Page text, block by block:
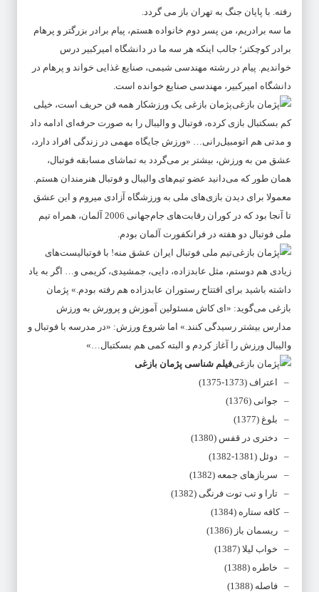
رفته. با پایان جنگ به تهران باز می گردد.
ما سه برادریم، من پسر دوم خانواده هستم، پیام برادر بزرگتر و پرهام
برادر کوچکتر؛ جالب اینکه هر سه‌ ما در دانشگاه امیرکبیر درس
خواندیم. پیام در رشته مهندسی شیمی، صنایع غذایی خواند و پرهام در
دانشگاه امیرکبیر، مهندسی صنایع خوانده است.
پژمان بازغی یک ورزشکار همه فن حریف است، خیلی
کم بسکتبال بازی کرده، فوتبال و والیبال را به صورت حرفه‌ای ادامه داد
و مدتی هم اتومبیل‌رانی… «ورزش جایگاه مهمی در زندگی افراد دارد،
عشق من به ورزش، بیشتر بر می‌گردد به تماشای مسابقه فوتبال،
همان طور که می‌دانید عضو تیم‌های والیبال و فوتبال هنرمندان هستم.
معمولا برای دیدن بازی‌های ملی به ورزشگاه آزادی میروم و این عشق
تا آنجا بود که در کوران رقابت‌های جام‌جهانی 2006 آلمان، همراه تیم
ملی فوتبال دو هفته در فرانکفورت آلمان بودم.
تیم ملی فوتبال ایران عشق منه! با فوتبالیست‌های
زیادی هم دوستم، مثل عابدزاده، دایی، جمشیدی، کریمی و… اگر به یاد
داشته باشید برای افتتاح رستوران عابدزاده هم رفته بودم.» پژمان
بازغی می‌گوید: «ای کاش مسئولین آموزش و پرورش به ورزش
مدارس بیشتر رسیدگی کنند.» اما شروع ورزش: «در مدرسه با فوتبال و
والیبال ورزش را آغاز کردم و البته کمی هم بسکتبال…»
فیلم شناسی پژمان بازغی
– اعتراف (1373-1375)
– جوانی (1376)
– بلوغ (1377)
– دختری در قفس (1380)
– دوئل (1381-1382)
– سربازهای جمعه (1382)
– تارا و تب توت فرنگی (1382)
– کافه ستاره (1384)
– ریسمان باز (1386)
– خواب لیلا (1387)
– خاطره (1388)
– فاصله (1388)